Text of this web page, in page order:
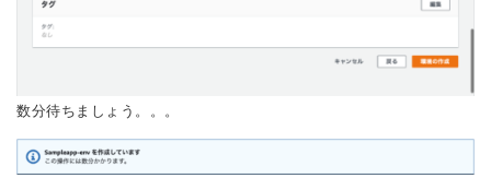
数分待ちましょう。。。